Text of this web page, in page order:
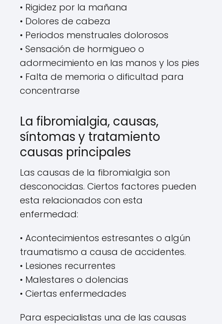
• Rigidez por la mañana
• Dolores de cabeza
• Periodos menstruales dolorosos
• Sensación de hormigueo o
adormecimiento en las manos y los pies
• Falta de memoria o dificultad para
concentrarse
La fibromialgia, causas,
síntomas y tratamiento
causas principales
Las causas de la fibromialgia son
desconocidas. Ciertos factores pueden
esta relacionados con esta
enfermedad:
• Acontecimientos estresantes o algún
traumatismo a causa de accidentes.
• Lesiones recurrentes
• Malestares o dolencias
• Ciertas enfermedades
Para especialistas una de las causas